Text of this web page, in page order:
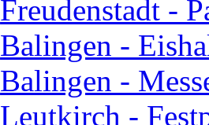
Freudenstadt -
Balingen -
Balingen -
Leutkirch -